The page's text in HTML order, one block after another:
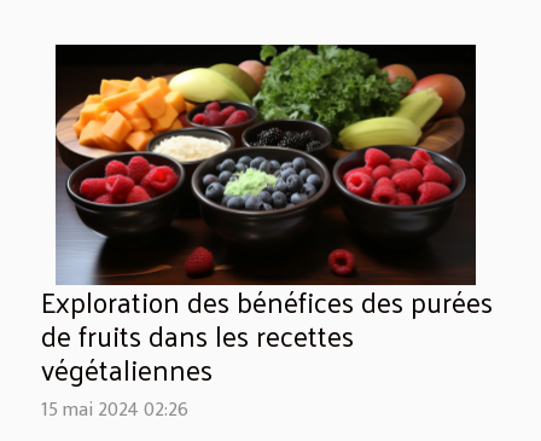
Exploration des bénéfices des purées
de fruits dans les recettes
végétaliennes
15 mai 2024 02:26